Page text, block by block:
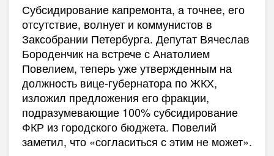
Субсидирование капремонта, а точнее, его
отсутствие, волнует и коммунистов в
Заксобрании Петербурга. Депутат Вячеслав
Бороденчик на встрече с Анатолием
Повелием, теперь уже утвержденным на
должность вице-губернатора по ЖКХ,
изложил предложения его фракции,
подразумевающие 100% субсидирование
ФКР из городского бюджета. Повелий
заметил, что «согласиться с этим не может».